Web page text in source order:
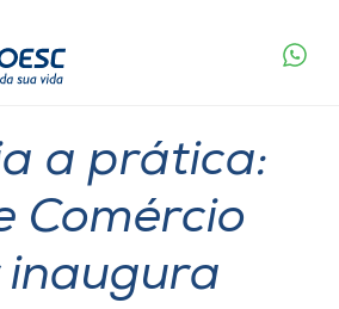
a prática:
Comércio
inaugura